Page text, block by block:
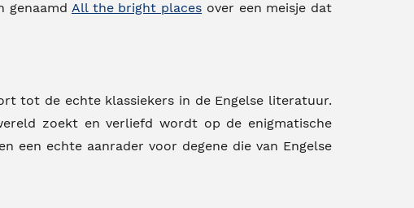
genaamd All the bright places over een meisje dat
tot de echte klassiekers in de Engelse literatuur.
zoekt en verliefd wordt op de enigmatische
een echte aanrader voor degene die van Engelse